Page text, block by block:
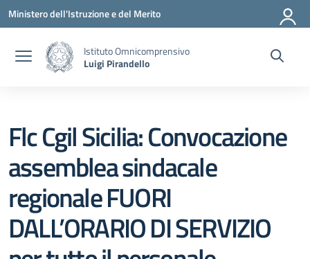
Vai ai contenuti
Vai al menu di navigazione
Vai al footer
Ministero dell'Istruzione e del Merito
Istituto Omnicomprensivo
Luigi Pirandello
Flc Cgil Sicilia: Convocazione
assemblea sindacale
regionale FUORI
DALL’ORARIO DI SERVIZIO